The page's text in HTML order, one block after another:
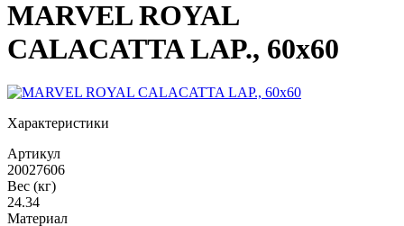
MARVEL ROYAL
CALACATTA LAP., 60x60
Характеристики
Артикул
20027606
Вес (кг)
24.34
Материал